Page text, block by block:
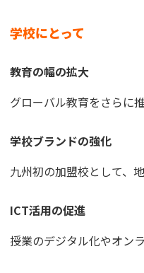
学校にとって
教育の幅の拡大
グローバル教育をさらに
学校ブランドの強化
九州初の加盟校として、
ICT活用の促進
授業のデジタル化やオン